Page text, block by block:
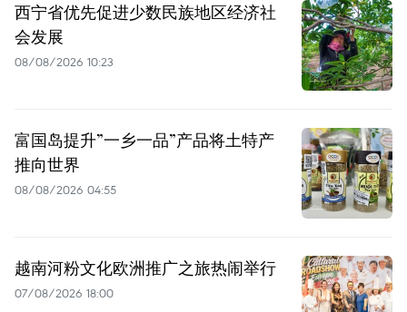
西宁省优先促进少数民族地区经济社
会发展
08/08/2026 10:23
富国岛提升”一乡一品”产品将土特产
推向世界
08/08/2026 04:55
越南河粉文化欧洲推广之旅热闹举行
07/08/2026 18:00